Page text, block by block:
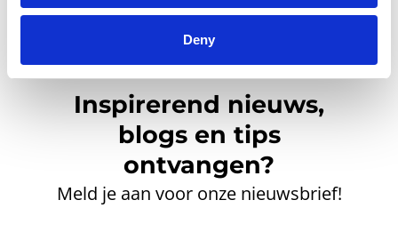
Deny
Inspirerend nieuws,
blogs en tips
ontvangen?
Meld je aan voor onze nieuwsbrief!